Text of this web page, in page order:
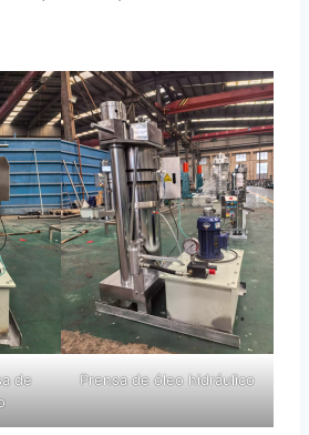
de
Prensa de óleo hidráulico